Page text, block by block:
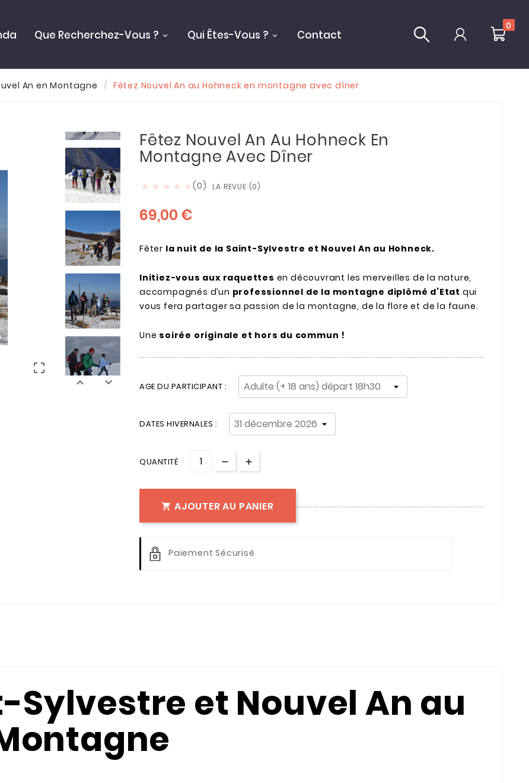
Que Recherchez-Vous ? Qui Êtes-Vous ? Contact
0
An en Montagne Fêtez Nouvel An au Hohneck en montagne avec dîner



Fêtez Nouvel An Au Hohneck En
Montagne Avec Dîner
     (0) LA REVUE (0)
69,00 €
Fêter la nuit de la Saint-Sylvestre et Nouvel An au Hohneck.
Initiez-vous aux raquettes en découvrant les merveilles de la nature,
accompagnés d’un professionnel de la montagne diplômé d’Etat qui
vous fera partager sa passion de la montagne, de la flore et de la faune.
Une soirée originale et hors du commun !
AGE DU PARTICIPANT :
DATES HIVERNALES :
QUANTITÉ
 AJOUTER AU PANIER
Paiement Sécurisé
Sylvestre et Nouvel An au